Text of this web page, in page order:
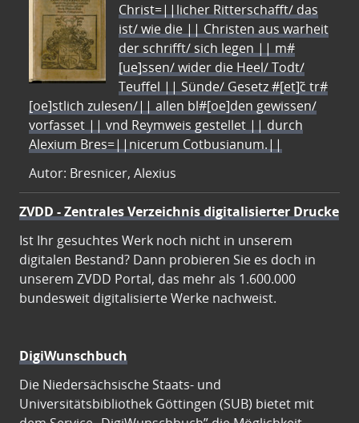
Christ=||licher Ritterschafft/ das
ist/ wie die || Christen aus warheit
der schrifft/ sich legen || m#
[ue]ssen/ wider die Heel/ Todt/
Teuffel || Sünde/ Gesetz #[et]c̃ tr#
[oe]stlich zulesen/|| allen bl#[oe]den gewissen/
vorfasset || vnd Reymweis gestellet || durch
Alexium Bres=||nicerum Cotbusianum.||
Autor: Bresnicer, Alexius
ZVDD - Zentrales Verzeichnis digitalisierter Drucke
Ist Ihr gesuchtes Werk noch nicht in unserem
digitalen Bestand? Dann probieren Sie es doch in
unserem ZVDD Portal, das mehr als 1.600.000
bundesweit digitalisierte Werke nachweist.
DigiWunschbuch
Die Niedersächsische Staats- und
Universitätsbibliothek Göttingen (SUB) bietet mit